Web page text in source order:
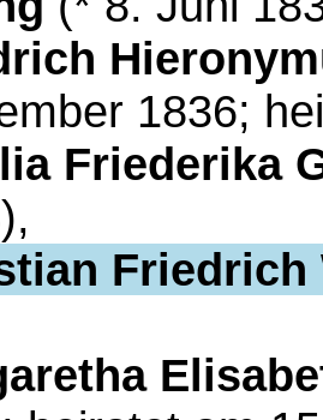
1836;
Friederika
Friedrich